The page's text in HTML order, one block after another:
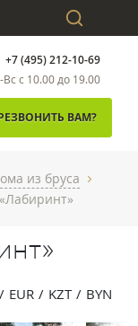
+7 (495) 212-10-69
с 10.00 до 19.00
ВАМ?
из бруса chevron_right
EUR KZT BYN